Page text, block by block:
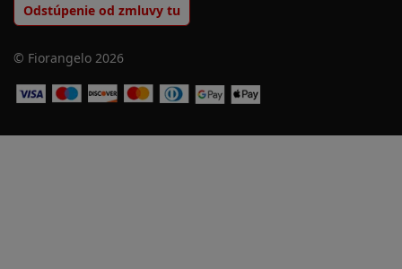
Odstúpenie od zmluvy tu
© Fiorangelo 2026